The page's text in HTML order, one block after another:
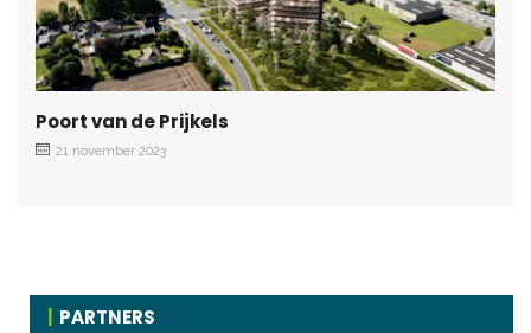
Poort van de Prijkels
21 november 2023
PARTNERS